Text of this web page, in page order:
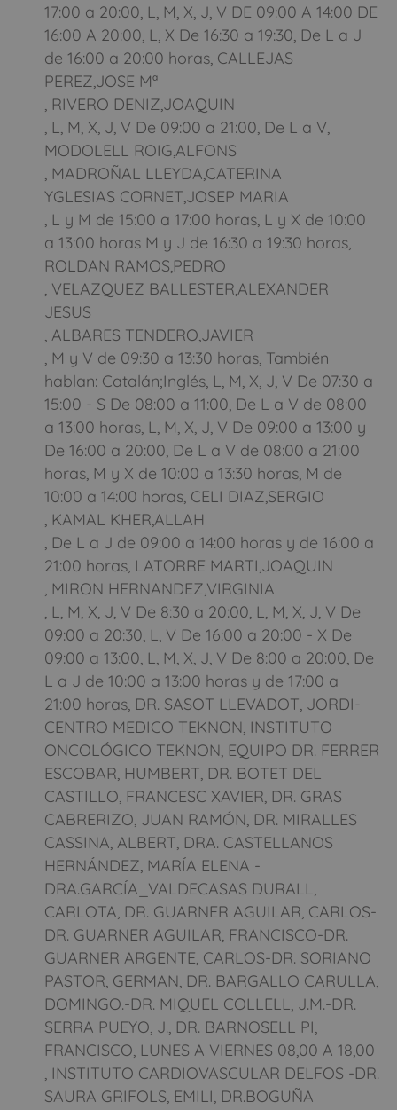
17:00 a 20:00, L, M, X, J, V DE 09:00 A 14:00 DE
16:00 A 20:00, L, X De 16:30 a 19:30, De L a J
de 16:00 a 20:00 horas, CALLEJAS
PEREZ,JOSE Mª
, RIVERO DENIZ,JOAQUIN
, L, M, X, J, V De 09:00 a 21:00, De L a V,
MODOLELL ROIG,ALFONS
, MADROÑAL LLEYDA,CATERINA
YGLESIAS CORNET,JOSEP MARIA
, L y M de 15:00 a 17:00 horas, L y X de 10:00
a 13:00 horas M y J de 16:30 a 19:30 horas,
ROLDAN RAMOS,PEDRO
, VELAZQUEZ BALLESTER,ALEXANDER
JESUS
, ALBARES TENDERO,JAVIER
, M y V de 09:30 a 13:30 horas, También
hablan: Catalán;Inglés, L, M, X, J, V De 07:30 a
15:00 - S De 08:00 a 11:00, De L a V de 08:00
a 13:00 horas, L, M, X, J, V De 09:00 a 13:00 y
De 16:00 a 20:00, De L a V de 08:00 a 21:00
horas, M y X de 10:00 a 13:30 horas, M de
10:00 a 14:00 horas, CELI DIAZ,SERGIO
, KAMAL KHER,ALLAH
, De L a J de 09:00 a 14:00 horas y de 16:00 a
21:00 horas, LATORRE MARTI,JOAQUIN
, MIRON HERNANDEZ,VIRGINIA
, L, M, X, J, V De 8:30 a 20:00, L, M, X, J, V De
09:00 a 20:30, L, V De 16:00 a 20:00 - X De
09:00 a 13:00, L, M, X, J, V De 8:00 a 20:00, De
L a J de 10:00 a 13:00 horas y de 17:00 a
21:00 horas, DR. SASOT LLEVADOT, JORDI-
CENTRO MEDICO TEKNON, INSTITUTO
ONCOLÓGICO TEKNON, EQUIPO DR. FERRER
ESCOBAR, HUMBERT, DR. BOTET DEL
CASTILLO, FRANCESC XAVIER, DR. GRAS
CABRERIZO, JUAN RAMÓN, DR. MIRALLES
CASSINA, ALBERT, DRA. CASTELLANOS
HERNÁNDEZ, MARÍA ELENA -
DRA.GARCÍA_VALDECASAS DURALL,
CARLOTA, DR. GUARNER AGUILAR, CARLOS-
DR. GUARNER AGUILAR, FRANCISCO-DR.
GUARNER ARGENTE, CARLOS-DR. SORIANO
PASTOR, GERMAN, DR. BARGALLO CARULLA,
DOMINGO.-DR. MIQUEL COLLELL, J.M.-DR.
SERRA PUEYO, J., DR. BARNOSELL PI,
FRANCISCO, LUNES A VIERNES 08,00 A 18,00
, INSTITUTO CARDIOVASCULAR DELFOS -DR.
SAURA GRIFOLS, EMILI, DR.BOGUÑA